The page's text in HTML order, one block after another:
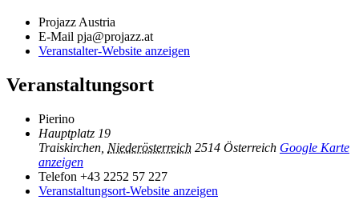
Projazz Austria
E-Mail pja@projazz.at
Veranstalter-Website anzeigen
Veranstaltungsort
Pierino
Hauptplatz 19
Traiskirchen Niederösterreich 2514 Österreich Google Karte
anzeigen
Telefon +43 2252 57 227
Veranstaltungsort-Website anzeigen